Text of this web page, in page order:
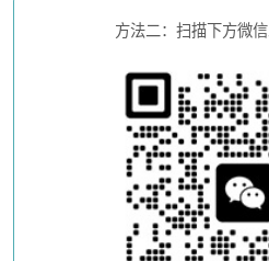
方法二：扫描下方微